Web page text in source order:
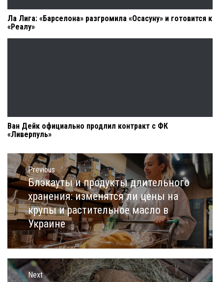
Ла Лига: «Барселона» разгромила «Осасуну» и готовится к
«Реалу»
Ван Дейк официально продлил контракт с ФК
«Ливерпуль»
Навигация
по
записям
Previous
Previous
post:
Блэкауты и продукты длительного
хранения: изменятся ли цены на
крупы и растительное масло в
Украине
Next